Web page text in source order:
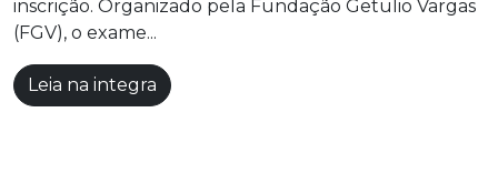
inscrição. Organizado pela Fundação Getulio Vargas
(FGV), o exame...
Leia na integra